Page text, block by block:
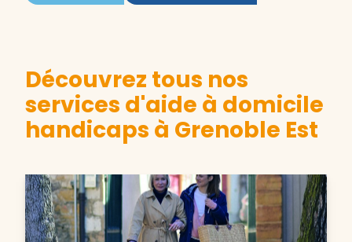
Découvrez tous nos
services d'aide à domicile
handicaps à Grenoble Est